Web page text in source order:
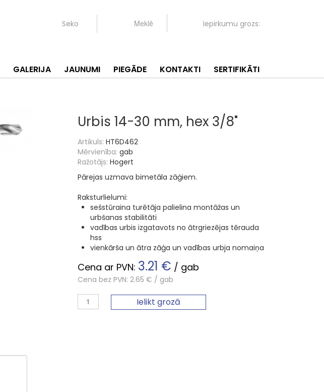
Seko Iepirkumu grozs:
GALERIJA JAUNUMI PIEGĀDE KONTAKTI SERTIFIKĀTI
Urbis 14-30 mm, hex 3/8"
Artikuls: HT6D462
Mērvienība: gab
Ražotājs: Hogert
Pārejas uzmava bimetāla zāģiem.
Raksturlielumi:
sešstūraina turētāja palielina montāžas un
urbšanas stabilitāti
vadības urbis izgatavots no ātrgriezējas tērauda
hss
vienkārša un ātra zāģa un vadības urbja nomaiņa
Cena ar PVN: 3.21 € / gab
Cena bez PVN: 2.65 € / gab
Ielikt grozā